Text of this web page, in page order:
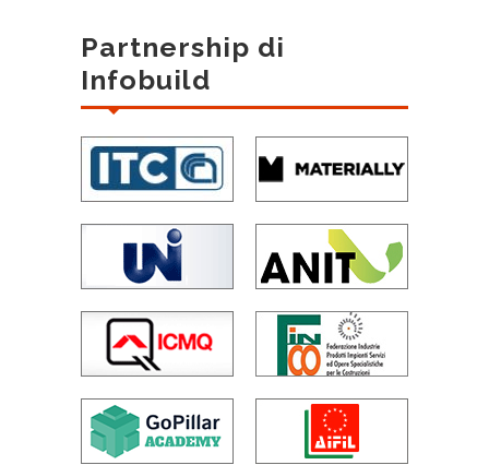
Partnership di
Infobuild